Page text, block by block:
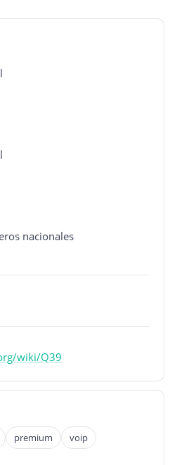
nacionales
wiki/Q39
premium voip